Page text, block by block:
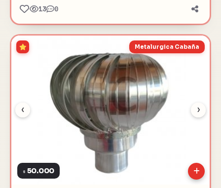
13 0
‹ ›
Metalurgica Cabaña
$ 50.000